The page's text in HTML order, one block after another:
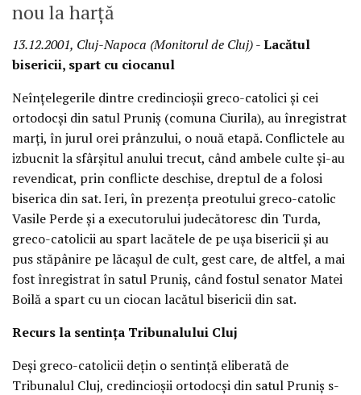
nou la harţă
13.12.2001, Cluj-Napoca (Monitorul de Cluj)-Lacătul
bisericii, spart cu ciocanul
Neînţelegerile dintre credincioşii greco-catolici şi cei
ortodocşi din satul Pruniş (comuna Ciurila), au înregistrat
marţi, în jurul orei prânzului, o nouă etapă. Conflictele au
izbucnit la sfârşitul anului trecut, când ambele culte şi-au
revendicat, prin conflicte deschise, dreptul de a folosi
biserica din sat. Ieri, în prezenţa preotului greco-catolic
Vasile Perde şi a executorului judecătoresc din Turda,
greco-catolicii au spart lacătele de pe uşa bisericii şi au
pus stăpânire pe lăcaşul de cult, gest care, de altfel, a mai
fost înregistrat în satul Pruniş, când fostul senator Matei
Boilă a spart cu un ciocan lacătul bisericii din sat.
Recurs la sentinţa Tribunalului Cluj
Deşi greco-catolicii deţin o sentinţă eliberată de
Tribunalul Cluj, credincioşii ortodocşi din satul Pruniş s-